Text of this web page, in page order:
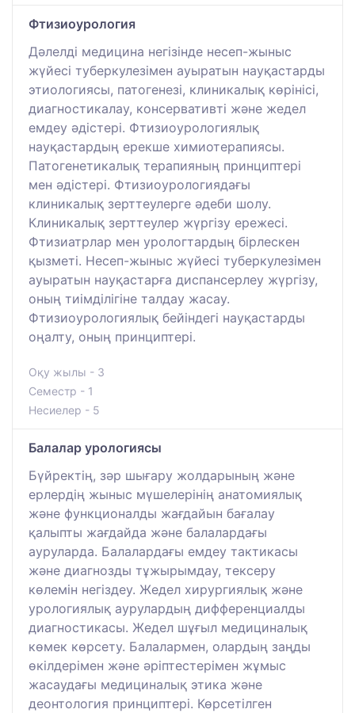
Фтизиоурология
Дәлелді медицина негізінде несеп-жыныс
жүйесі туберкулезімен ауыратын науқастарды
этиологиясы, патогенезі, клиникалық көрінісі,
диагностикалау, консервативті және жедел
емдеу әдістері. Фтизиоурологиялық
науқастардың ерекше химиотерапиясы.
Патогенетикалық терапияның принциптері
мен әдістері. Фтизиоурологиядағы
клиникалық зерттеулерге әдеби шолу.
Клиникалық зерттеулер жүргізу ережесі.
Фтизиатрлар мен урологтардың бірлескен
қызметі. Несеп-жыныс жүйесі туберкулезімен
ауыратын науқастарға диспансерлеу жүргізу,
оның тиімділігіне талдау жасау.
Фтизиоурологиялық бейіндегі науқастарды
оңалту, оның принциптері.
Оқу жылы - 3
Семестр - 1
Несиелер - 5
Балалар урологиясы
Бүйректің, зәр шығару жолдарының және
ерлердің жыныс мүшелерінің анатомиялық
және функционалды жағдайын бағалау
қалыпты жағдайда және балалардағы
ауруларда. Балалардағы емдеу тактикасы
және диагнозды тұжырымдау, тексеру
көлемін негіздеу. Жедел хирургиялық және
урологиялық аурулардың дифференциалды
диагностикасы. Жедел шұғыл медициналық
көмек көрсету. Балалармен, олардың заңды
өкілдерімен және әріптестерімен жұмыс
жасаудағы медициналық этика және
деонтология принциптері. Көрсетілген